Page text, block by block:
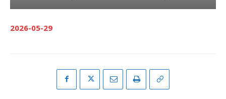
2026-05-29